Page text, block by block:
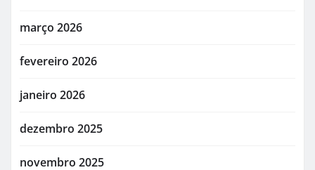
março 2026
fevereiro 2026
janeiro 2026
dezembro 2025
novembro 2025